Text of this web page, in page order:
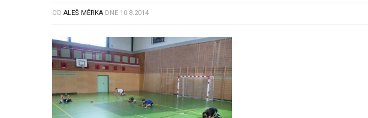
OD ALEŠ MĚRKA DNE 10.8.2014